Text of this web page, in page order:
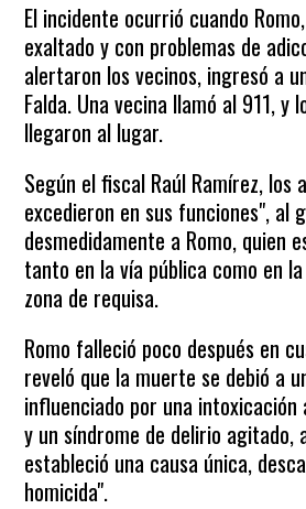
El incidente ocurrió cuando
exaltado y con problemas de
alertaron los vecinos, ingresó a
Falda. Una vecina llamó al 911, y
llegaron al lugar.
Según el fiscal Raúl Ramírez, los
excedieron en sus funciones", al
desmedidamente a Romo, quien
tanto en la vía pública como en
zona de requisa.
Romo falleció poco después en
reveló que la muerte se debió a
influenciado por una intoxicación
y un síndrome de delirio agitado,
estableció una causa única,
homicida".